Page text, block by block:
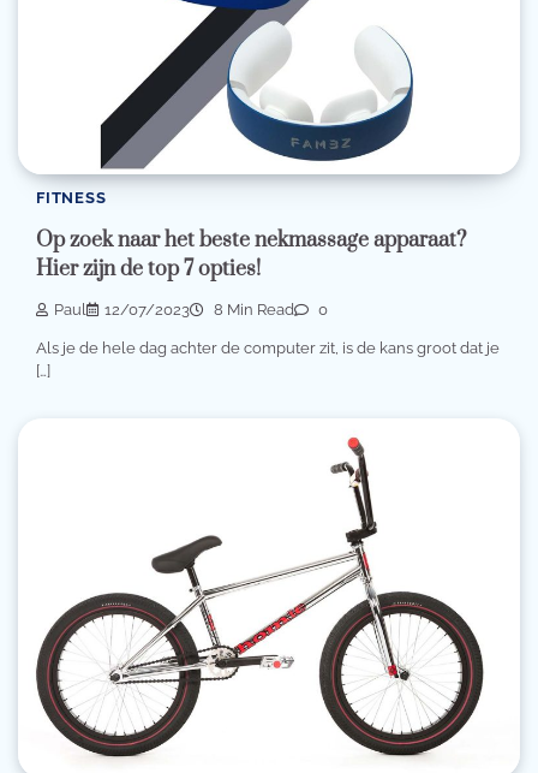
FITNESS
Op zoek naar het beste nekmassage apparaat?
Hier zijn de top 7 opties!
Paul 12/07/2023 8 Min Read 0
Als je de hele dag achter de computer zit, is de kans groot dat je
[…]